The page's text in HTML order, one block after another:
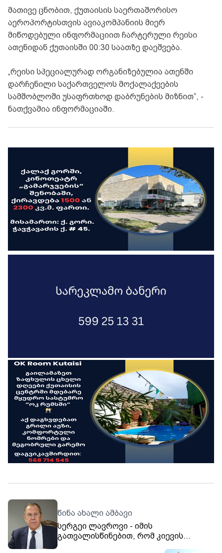
მათივე ცნობით, ქუთაისის საერთაშორისო
აეროპორტისთვის ავიაკომპანიის მიერ
მიწოდებული ინფორმაციით ჩარტერული რეისი
ათენიდან ქუთაისში 00:30 საათზე დაეშვება.
„რეისი სპეციალურად ორგანიზებულია ათენში
დარჩენილი საქართველოს მოქალაქეების
სამშობლოში უსაფრთხოდ დაბრუნების მიზნით”, -
ნათქვამია ინფორმაციაში.
წინა ახალი ამბავი
სერგეი ლავროვი - იმის
გათვალისწინებით, რომ კიევის